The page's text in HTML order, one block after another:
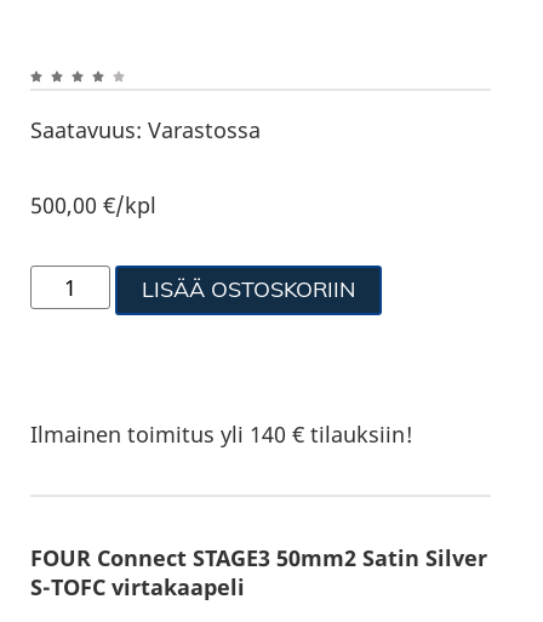
Saatavuus: Varastossa
500,00€/kpl
LISÄÄ OSTOSKORIIN
Ilmainen toimitus yli 140 € tilauksiin!
FOUR Connect STAGE3 50mm2 Satin Silver
S-TOFC virtakaapeli